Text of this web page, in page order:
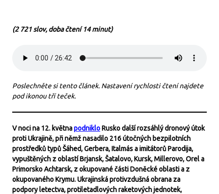
(2 721 slov, doba čtení 14 minut)
Poslechněte si tento článek. Nastavení rychlosti čtení najdete
pod ikonou tří teček.
V noci na 12. květnapodnikloRusko další rozsáhlý dronový útok
proti Ukrajině, při němž nasadilo 216 útočných bezpilotních
prostředků typů Šáhed, Gerbera, Italmás a imitátorů Parodija,
vypuštěných z oblastí Brjansk, Šatalovo, Kursk, Millerovo, Orel a
Primorsko Achtarsk, z okupované části Doněcké oblasti a z
okupovaného Krymu. Ukrajinská protivzdušná obrana za
podpory letectva, protiletadlových raketových jednotek,